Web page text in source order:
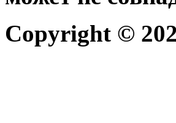
Copyright ©